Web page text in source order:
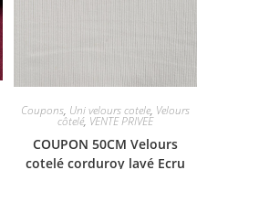
Coupons, Uni velours cotele, Velours
côtelé, VENTE PRIVEE
COUPON 50CM Velours
cotelé corduroy lavé Ecru